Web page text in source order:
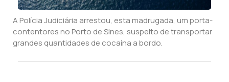
A Polícia Judiciária arrestou, esta madrugada, um porta-
contentores no Porto de Sines, suspeito de transportar
grandes quantidades de cocaína a bordo.